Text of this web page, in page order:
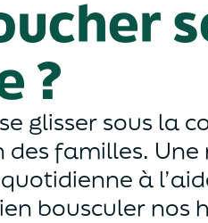
?
glisser sous la
familles.
à
bousculer nos